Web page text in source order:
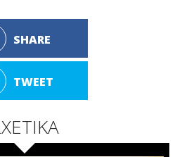
SHARE
TWEET